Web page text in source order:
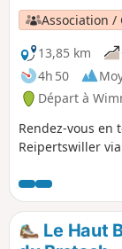
Association /
13,85 km
4h 50
Départ à
Rendez-vous en
Reipertswiller
Le Haut